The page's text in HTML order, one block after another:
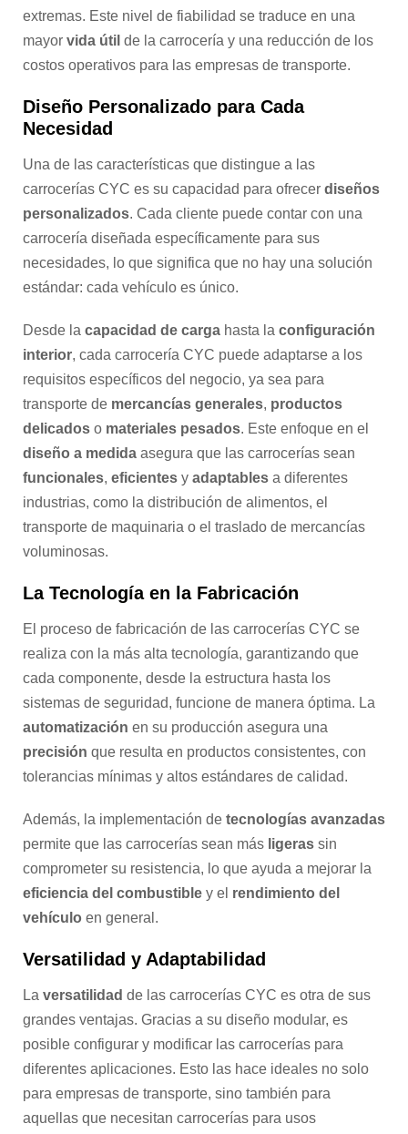
extremas. Este nivel de fiabilidad se traduce en una
mayor vida útil de la carrocería y una reducción de los
costos operativos para las empresas de transporte.
Diseño Personalizado para Cada
Necesidad
Una de las características que distingue a las
carrocerías CYC es su capacidad para ofrecer diseños
personalizados. Cada cliente puede contar con una
carrocería diseñada específicamente para sus
necesidades, lo que significa que no hay una solución
estándar: cada vehículo es único.
Desde la capacidad de carga hasta la configuración
interior, cada carrocería CYC puede adaptarse a los
requisitos específicos del negocio, ya sea para
transporte de mercancías generales, productos
delicados o materiales pesados. Este enfoque en el
diseño a medida asegura que las carrocerías sean
funcionales, eficientes y adaptables a diferentes
industrias, como la distribución de alimentos, el
transporte de maquinaria o el traslado de mercancías
voluminosas.
La Tecnología en la Fabricación
El proceso de fabricación de las carrocerías CYC se
realiza con la más alta tecnología, garantizando que
cada componente, desde la estructura hasta los
sistemas de seguridad, funcione de manera óptima. La
automatización en su producción asegura una
precisión que resulta en productos consistentes, con
tolerancias mínimas y altos estándares de calidad.
Además, la implementación de tecnologías avanzadas
permite que las carrocerías sean más ligeras sin
comprometer su resistencia, lo que ayuda a mejorar la
eficiencia del combustible y el rendimiento del
vehículo en general.
Versatilidad y Adaptabilidad
La versatilidad de las carrocerías CYC es otra de sus
grandes ventajas. Gracias a su diseño modular, es
posible configurar y modificar las carrocerías para
diferentes aplicaciones. Esto las hace ideales no solo
para empresas de transporte, sino también para
aquellas que necesitan carrocerías para usos